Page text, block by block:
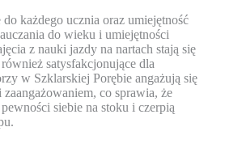
każdego ucznia oraz umiejętność
do wieku i umiejętności
z nauki jazdy na nartach stają się
satysfakcjonujące dla
w Szklarskiej Porębie angażują się
co sprawia, że
siebie na stoku i czerpią